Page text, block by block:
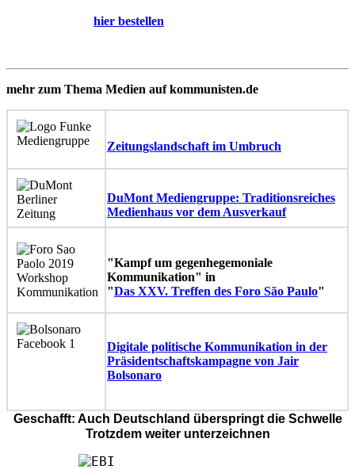
hier bestellen
mehr zum Thema Medien auf kommunisten.de
Zeitungslandschaft im Umbruch
DuMont Mediengruppe: Traditionsreiches
Medienhaus vor dem Ausverkauf
"Kampf um gegenhegemoniale
Kommunikation" in
"Das XXV. Treffen des Foro São Paulo"
Digitale politische Kommunikation in der
Präsidentschaftskampagne von Jair
Bolsonaro
Geschafft: Auch Deutschland überspringt die Schwelle
Trotzdem weiter unterzeichnen